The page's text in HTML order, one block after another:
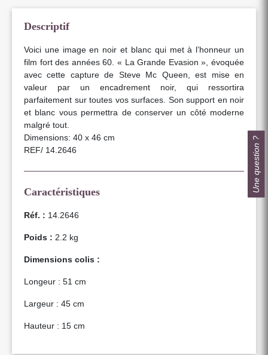
Descriptif
Voici une image en noir et blanc qui met à l’honneur un
film fort des années 60. « La Grande Evasion », évoquée
avec cette capture de Steve Mc Queen, est mise en
valeur par un encadrement noir, qui ressortira
parfaitement sur toutes vos surfaces. Son support en noir
et blanc vous permettra de conserver un côté moderne
malgré tout.
Dimensions: 40 x 46 cm
REF/ 14.2646
Caractéristiques
Réf. : 14.2646
Poids : 2.2 kg
Dimensions colis :
Longeur : 51 cm
Largeur : 45 cm
Hauteur : 15 cm
Une question ?